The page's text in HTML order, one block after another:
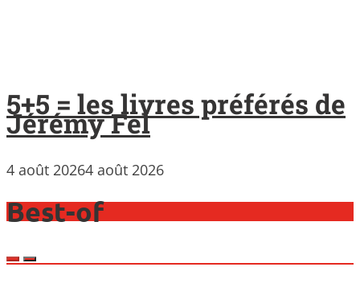
5+5 = les livres préférés de
Jérémy Fel
4 août 20264 août 2026
Best-of